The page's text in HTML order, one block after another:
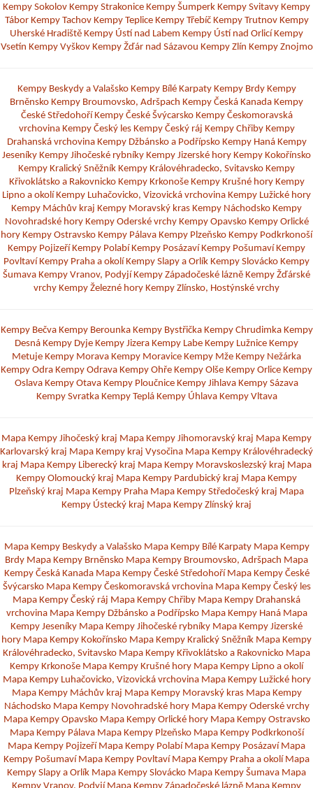
Kempy Sokolov Kempy Strakonice Kempy Šumperk Kempy Svitavy Kempy
Tábor Kempy Tachov Kempy Teplice Kempy Třebíč Kempy Trutnov Kempy
Uherské Hradiště Kempy Ústí nad Labem Kempy Ústí nad Orlicí Kempy
Vsetín Kempy Vyškov Kempy Žďár nad Sázavou Kempy Zlín Kempy Znojmo
Kempy Beskydy a Valašsko Kempy Bílé Karpaty Kempy Brdy Kempy
Brněnsko Kempy Broumovsko, Adršpach Kempy Česká Kanada Kempy
České Středohoří Kempy České Švýcarsko Kempy Českomoravská
vrchovina Kempy Český les Kempy Český ráj Kempy Chřiby Kempy
Drahanská vrchovina Kempy Džbánsko a Podřípsko Kempy Haná Kempy
Jeseníky Kempy Jihočeské rybníky Kempy Jizerské hory Kempy Kokořínsko
Kempy Kralický Sněžník Kempy Královéhradecko, Svitavsko Kempy
Křivoklátsko a Rakovnicko Kempy Krkonoše Kempy Krušné hory Kempy
Lipno a okolí Kempy Luhačovicko, Vizovická vrchovina Kempy Lužické hory
Kempy Máchův kraj Kempy Moravský kras Kempy Náchodsko Kempy
Novohradské hory Kempy Oderské vrchy Kempy Opavsko Kempy Orlické
hory Kempy Ostravsko Kempy Pálava Kempy Plzeňsko Kempy Podkrkonoší
Kempy Pojizeří Kempy Polabí Kempy Posázaví Kempy Pošumaví Kempy
Povltaví Kempy Praha a okolí Kempy Slapy a Orlík Kempy Slovácko Kempy
Šumava Kempy Vranov, Podyjí Kempy Západočeské lázně Kempy Žďárské
vrchy Kempy Železné hory Kempy Zlínsko, Hostýnské vrchy
Kempy Bečva Kempy Berounka Kempy Bystřička Kempy Chrudimka Kempy
Desná Kempy Dyje Kempy Jizera Kempy Labe Kempy Lužnice Kempy
Metuje Kempy Morava Kempy Moravice Kempy Mže Kempy Nežárka
Kempy Odra Kempy Odrava Kempy Ohře Kempy Olše Kempy Orlice Kempy
Oslava Kempy Otava Kempy Ploučnice Kempy Jihlava Kempy Sázava
Kempy Svratka Kempy Teplá Kempy Úhlava Kempy Vltava
Mapa Kempy Jihočeský kraj Mapa Kempy Jihomoravský kraj Mapa Kempy
Karlovarský kraj Mapa Kempy kraj Vysočina Mapa Kempy Královéhradecký
kraj Mapa Kempy Liberecký kraj Mapa Kempy Moravskoslezský kraj Mapa
Kempy Olomoucký kraj Mapa Kempy Pardubický kraj Mapa Kempy
Plzeňský kraj Mapa Kempy Praha Mapa Kempy Středočeský kraj Mapa
Kempy Ústecký kraj Mapa Kempy Zlínský kraj
Mapa Kempy Beskydy a Valašsko Mapa Kempy Bílé Karpaty Mapa Kempy
Brdy Mapa Kempy Brněnsko Mapa Kempy Broumovsko, Adršpach Mapa
Kempy Česká Kanada Mapa Kempy České Středohoří Mapa Kempy České
Švýcarsko Mapa Kempy Českomoravská vrchovina Mapa Kempy Český les
Mapa Kempy Český ráj Mapa Kempy Chřiby Mapa Kempy Drahanská
vrchovina Mapa Kempy Džbánsko a Podřípsko Mapa Kempy Haná Mapa
Kempy Jeseníky Mapa Kempy Jihočeské rybníky Mapa Kempy Jizerské
hory Mapa Kempy Kokořínsko Mapa Kempy Kralický Sněžník Mapa Kempy
Královéhradecko, Svitavsko Mapa Kempy Křivoklátsko a Rakovnicko Mapa
Kempy Krkonoše Mapa Kempy Krušné hory Mapa Kempy Lipno a okolí
Mapa Kempy Luhačovicko, Vizovická vrchovina Mapa Kempy Lužické hory
Mapa Kempy Máchův kraj Mapa Kempy Moravský kras Mapa Kempy
Náchodsko Mapa Kempy Novohradské hory Mapa Kempy Oderské vrchy
Mapa Kempy Opavsko Mapa Kempy Orlické hory Mapa Kempy Ostravsko
Mapa Kempy Pálava Mapa Kempy Plzeňsko Mapa Kempy Podkrkonoší
Mapa Kempy Pojizeří Mapa Kempy Polabí Mapa Kempy Posázaví Mapa
Kempy Pošumaví Mapa Kempy Povltaví Mapa Kempy Praha a okolí Mapa
Kempy Slapy a Orlík Mapa Kempy Slovácko Mapa Kempy Šumava Mapa